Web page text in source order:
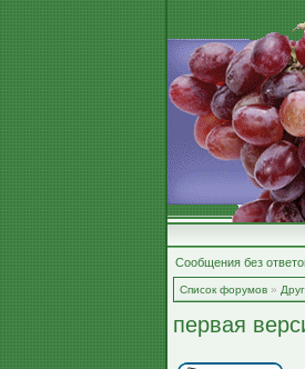
Сообщения без
Список форумов »
первая